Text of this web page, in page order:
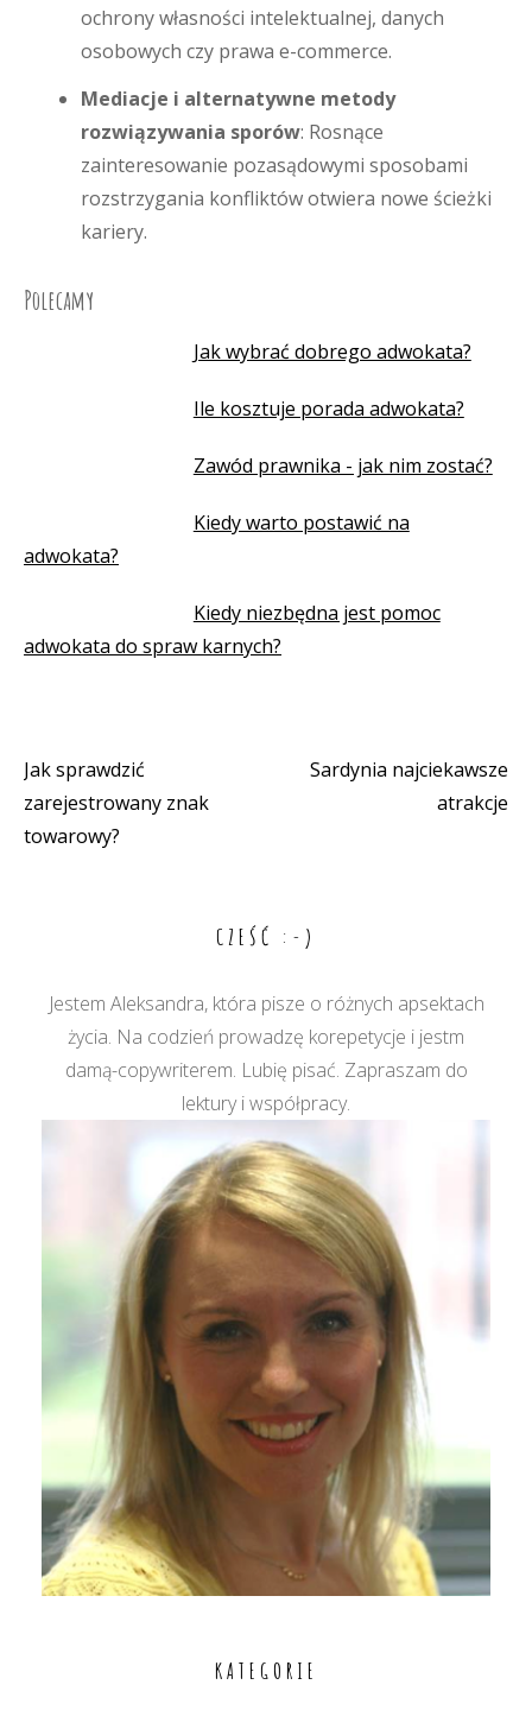
ochrony własności intelektualnej, danych
osobowych czy prawa e-commerce.
Mediacje i alternatywne metody
rozwiązywania sporów: Rosnące
zainteresowanie pozasądowymi sposobami
rozstrzygania konfliktów otwiera nowe ścieżki
kariery.
Polecamy
Jak wybrać dobrego adwokata?
Ile kosztuje porada adwokata?
Zawód prawnika - jak nim zostać?
Kiedy warto postawić na
adwokata?
Kiedy niezbędna jest pomoc
adwokata do spraw karnych?
Nawigacja
wpisu
Jak sprawdzić
zarejestrowany znak
towarowy?
Sardynia najciekawsze
atrakcje
CZEŚĆ :-)
Jestem Aleksandra, która pisze o różnych apsektach
życia. Na codzień prowadzę korepetycje i jestm
damą-copywriterem. Lubię pisać. Zapraszam do
lektury i współpracy.
KATEGORIE